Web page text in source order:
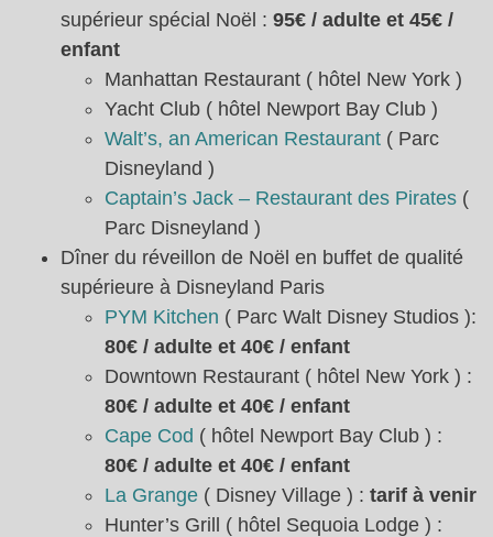
supérieur spécial Noël : 95€ / adulte et 45€ /
enfant
Manhattan Restaurant ( hôtel New York )
Yacht Club ( hôtel Newport Bay Club )
Walt’s, an American Restaurant ( Parc
Disneyland )
Captain’s Jack – Restaurant des Pirates (
Parc Disneyland )
Dîner du réveillon de Noël en buffet de qualité
supérieure à Disneyland Paris
PYM Kitchen ( Parc Walt Disney Studios ):
80€ / adulte et 40€ / enfant
Downtown Restaurant ( hôtel New York ) :
80€ / adulte et 40€ / enfant
Cape Cod ( hôtel Newport Bay Club ) :
80€ / adulte et 40€ / enfant
La Grange ( Disney Village ) : tarif à venir
Hunter’s Grill ( hôtel Sequoia Lodge ) :